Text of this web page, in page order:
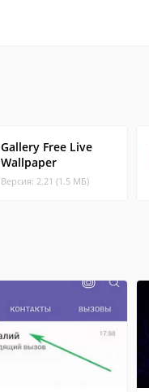
Gallery Free Live
Wallpaper
Версия: 2.21 (1.5 МБ)